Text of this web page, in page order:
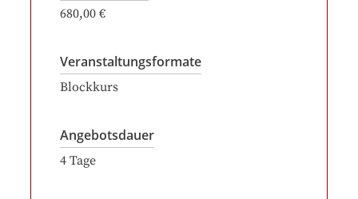
680,00 €
Veranstaltungsformate
Blockkurs
Angebotsdauer
4 Tage